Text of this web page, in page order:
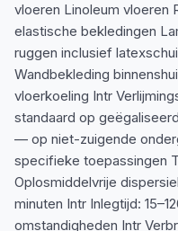
vloeren Linoleum vloeren
elastische bekledingen
ruggen inclusief
Wandbekleding
vloerkoeling Intr
standaard op
— op niet-zuigende
specifieke toepassingen
Oplosmiddelvrije
minuten Intr Inlegtijd:
omstandigheden Intr